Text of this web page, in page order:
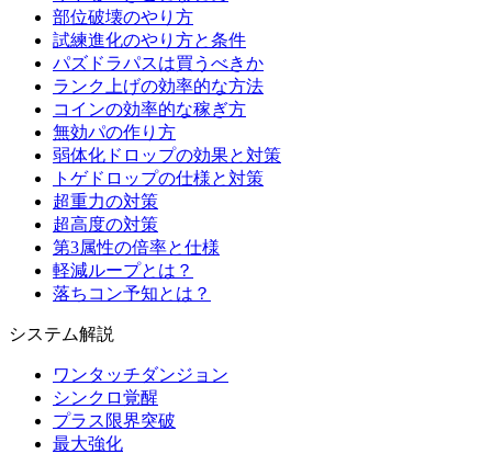
部位破壊のやり方
試練進化のやり方と条件
パズドラパスは買うべきか
ランク上げの効率的な方法
コインの効率的な稼ぎ方
無効パの作り方
弱体化ドロップの効果と対策
トゲドロップの仕様と対策
超重力の対策
超高度の対策
第3属性の倍率と仕様
軽減ループとは？
落ちコン予知とは？
システム解説
ワンタッチダンジョン
シンクロ覚醒
プラス限界突破
最大強化